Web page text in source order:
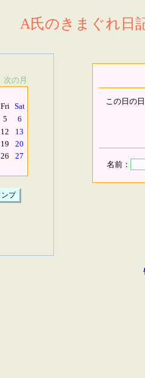
A氏のきまぐれ日
次の月
Fri Sat
5
6
12
13
19
20
26
27
この日の
名前：